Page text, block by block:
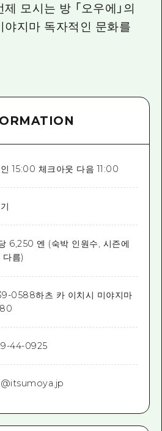
책자
모시는 방 「오우에」의
야지마 독자적인 문화를
15:00 체크아웃 다음 11:00
6,250 엔 (숙박 인원수, 시즌에
다름)
0588하츠 카 이치시 미야지마
44-0925